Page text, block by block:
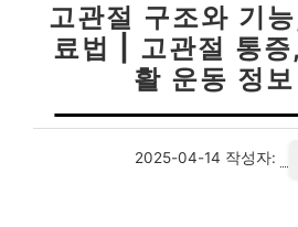
고관절 구조와 기
료법 | 고관절 통증
활 운동 정
2025-04-14 작성자: